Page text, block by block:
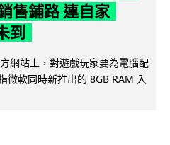
售鋪路 連自家
到
網站上，對遊戲玩家要為電腦配
微軟同時新推出的 8GB RAM 入